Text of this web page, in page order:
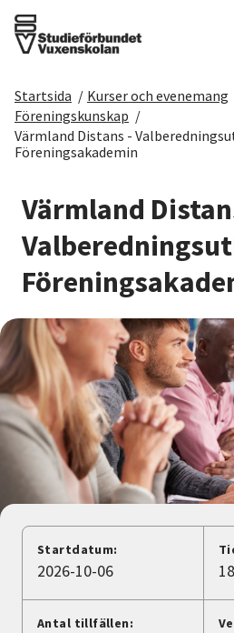
Det här gör vi
För dig som
Sök kurser och
Om SV
Starta studiecirkel
Cirkelledare
Nyheter
Avdelningar
Lyssna
Startsida / Kurser och evenemang
Föreningskunskap /
Värmland Distans -
Föreningsakademin
Värmland
Startdatum:
2026-10-06
Antal tillfällen: